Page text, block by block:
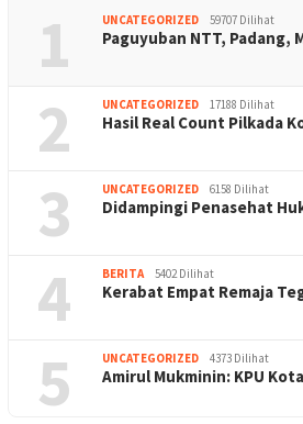
1 UNCATEGORIZED 59707 Dilihat
Paguyuban NTT, Padang,
2 UNCATEGORIZED 17188 Dilihat
Hasil Real Count Pilkada
3 UNCATEGORIZED 6158 Dilihat
Didampingi Penasehat
4 BERITA 5402 Dilihat
Kerabat Empat Remaja
5 UNCATEGORIZED 4373 Dilihat
Amirul Mukminin: KPU